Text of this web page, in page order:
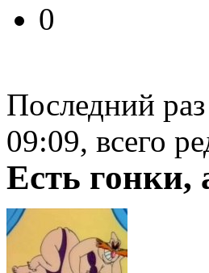
0
Последний
09:09, всего
Есть гонки,